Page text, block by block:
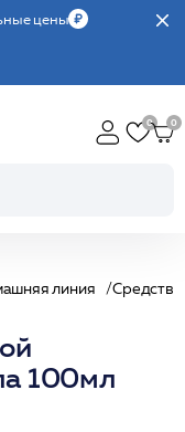
цены
линия Средства
100мл